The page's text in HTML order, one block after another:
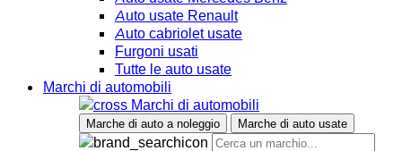
Auto usate Renault
Auto cabriolet usate
Furgoni usati
Tutte le auto usate
Marchi di automobili
Marchi di automobili
Marche di auto a noleggio Marche di auto usate